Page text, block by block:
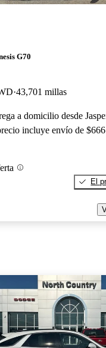
G70
43,701 millas
a domicilio desde
incluye envío de $666
El